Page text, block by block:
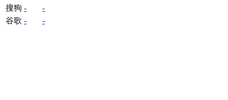
搜狗 -
-
谷歌 - -